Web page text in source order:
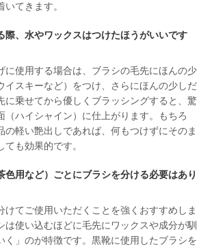
いてきます。
際、水やワックスはつけたほうがいいです
に使用する場合は、ブラシの毛先にほんの少
イスキーなど）をつけ、さらにほんの少しだ
に乗せてから優しくブラッシングすると、驚
（ハイシャイン）に仕上がります。もちろ
の軽い艶出しであれば、何もつけずにそのま
ても効果的です。
色用など）ごとにブラシを分ける必要はあり
けてご使用いただくことを強くおすすめしま
は使い込むほどに毛先にワックスや成分が馴
く」のが特徴です。黒靴に使用したブラシを